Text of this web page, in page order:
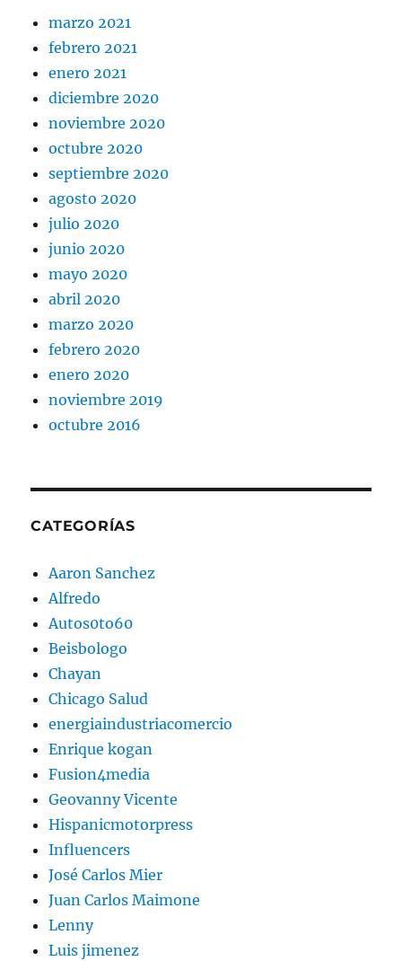
marzo 2021
febrero 2021
enero 2021
diciembre 2020
noviembre 2020
octubre 2020
septiembre 2020
agosto 2020
julio 2020
junio 2020
mayo 2020
abril 2020
marzo 2020
febrero 2020
enero 2020
noviembre 2019
octubre 2016
CATEGORÍAS
Aaron Sanchez
Alfredo
Autos0to60
Beisbologo
Chayan
Chicago Salud
energiaindustriacomercio
Enrique kogan
Fusion4media
Geovanny Vicente
Hispanicmotorpress
Influencers
José Carlos Mier
Juan Carlos Maimone
Lenny
Luis jimenez